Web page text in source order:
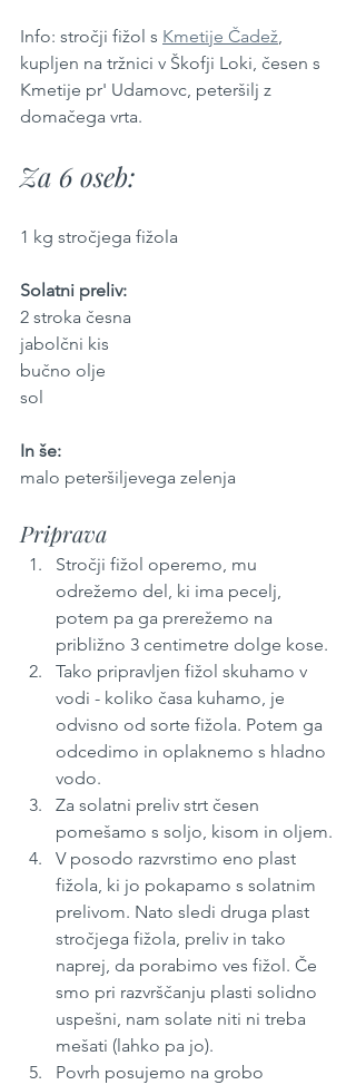
Info: stročji fižol s Kmetije Čadež,
kupljen na tržnici v Škofji Loki, česen s
Kmetije pr' Udamovc, peteršilj z
domačega vrta.
Za 6 oseb:
1 kg stročjega fižola
Solatni preliv:
2 stroka česna
jabolčni kis
bučno olje
sol
In še:
malo peteršiljevega zelenja
Priprava
Stročji fižol operemo, mu
odrežemo del, ki ima pecelj,
potem pa ga prerežemo na
približno 3 centimetre dolge kose.
Tako pripravljen fižol skuhamo v
vodi - koliko časa kuhamo, je
odvisno od sorte fižola. Potem ga
odcedimo in oplaknemo s hladno
vodo.
Za solatni preliv strt česen
pomešamo s soljo, kisom in oljem.
V posodo razvrstimo eno plast
fižola, ki jo pokapamo s solatnim
prelivom. Nato sledi druga plast
stročjega fižola, preliv in tako
naprej, da porabimo ves fižol. Če
smo pri razvrščanju plasti solidno
uspešni, nam solate niti ni treba
mešati (lahko pa jo).
Povrh posujemo na grobo